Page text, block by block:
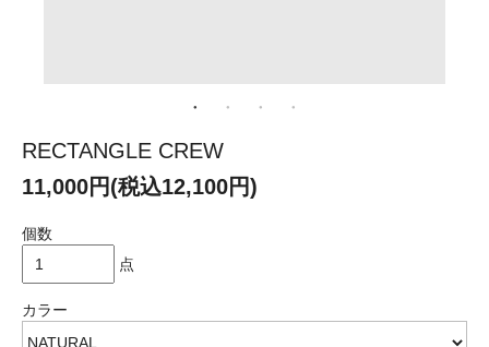
RECTANGLE CREW
11,000円(税込12,100円)
個数
点
カラー